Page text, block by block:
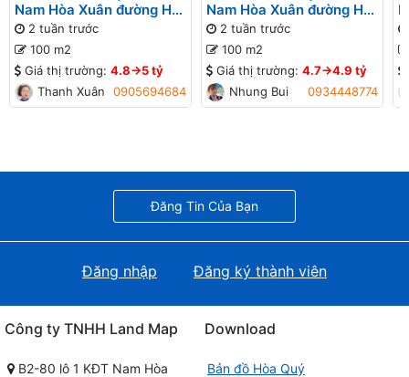
Nam Hòa Xuân đường Hói
Kiểng 8 B2-38 lô 1x - Gần
đường Nguyễn Phước Lan
2 tuần trước
100 m2
Giá thị trường: 4.8->5 tỷ
Thanh Xuân
0905694684
Nam Hòa Xuân đường Hói
Kiểng 8 B2-38 lô 1x - Gần
đường Nguyễn Phước Lan
2 tuần trước
100 m2
Giá thị trường: 4.7->4.9 tỷ
Nhung Bui
0934448774
Đăng Tin Của Bạn
Đăng nhập Đăng ký thành viên
Công ty TNHH Land Map
B2-80 lô 1 KĐT Nam Hòa
Download
Bản đồ Hòa Quý